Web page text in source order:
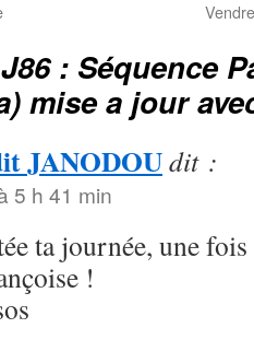
J86 : Séquence
mise a jour
JANODOUdit :
5 h 41 min
ta journée, une
!